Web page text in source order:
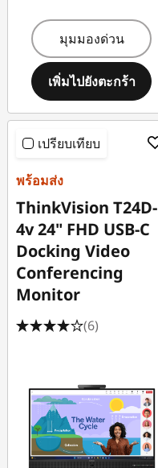
มุมมองด่วน
เพิ่มไปยังตะกร้า
เปรียบเทียบ
พร้อมส่ง
ThinkVision T24D-
4v 24" FHD USB-C
Docking Video
Conferencing
Monitor
(6)